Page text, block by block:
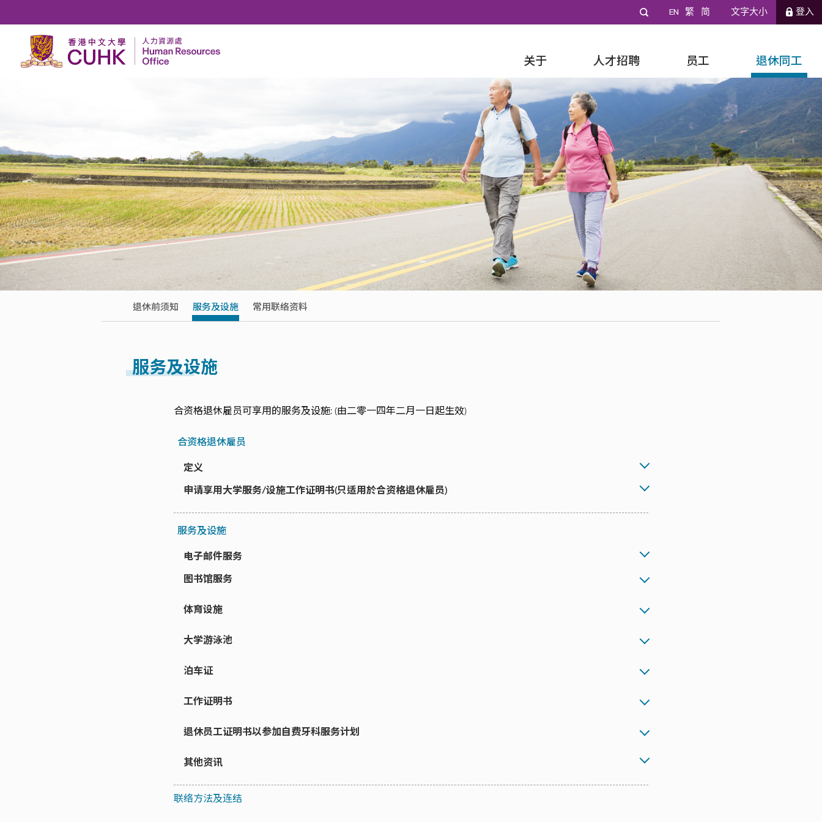
EN 繁 简 文字大小 登入
关于 人才招聘 员工 退休同工
退休前须知 服务及设施 常用联络资料
服务及设施
合资格退休雇员可享用的服务及设施: (由二零一四年二月一日起生效)
合资格退休雇员
定义
申请享用大学服务/设施工作证明书(只适用於合资格退休雇员)
服务及设施
电子邮件服务
图书馆服务
体育设施
大学游泳池
泊车证
工作证明书
退休员工证明书以参加自费牙科服务计划
其他资讯
联络方法及连结